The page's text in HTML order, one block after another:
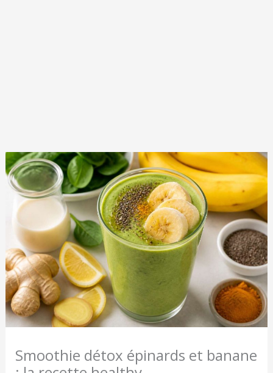
Smoothie détox épinards et banane